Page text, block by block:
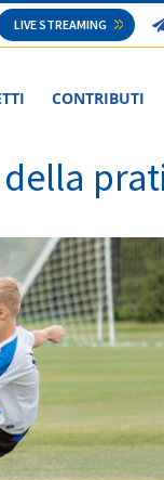
LIVE STREAMING
CONTRIBUTI